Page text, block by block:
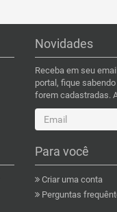
Novidades
Receba em seu
portal, fique
forem cadastradas.
Para você
Criar uma conta
Perguntas